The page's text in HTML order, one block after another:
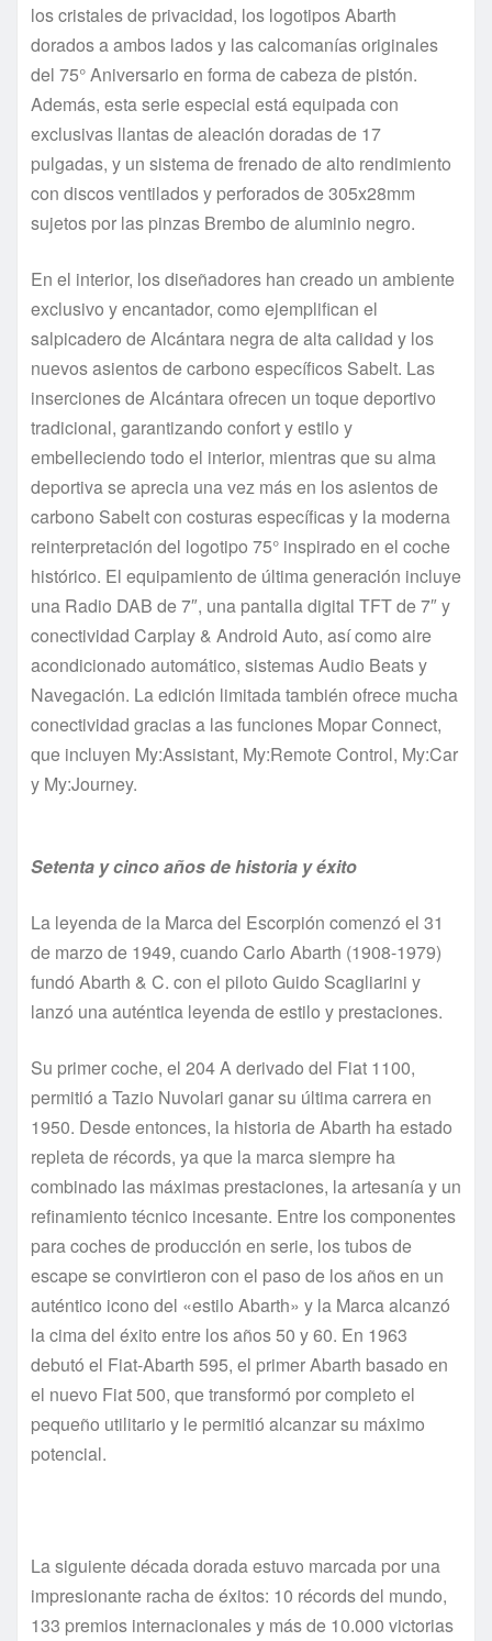
los cristales de privacidad, los logotipos Abarth
dorados a ambos lados y las calcomanías originales
del 75° Aniversario en forma de cabeza de pistón.
Además, esta serie especial está equipada con
exclusivas llantas de aleación doradas de 17
pulgadas, y un sistema de frenado de alto rendimiento
con discos ventilados y perforados de 305x28mm
sujetos por las pinzas Brembo de aluminio negro.
En el interior, los diseñadores han creado un ambiente
exclusivo y encantador, como ejemplifican el
salpicadero de Alcántara negra de alta calidad y los
nuevos asientos de carbono específicos Sabelt. Las
inserciones de Alcántara ofrecen un toque deportivo
tradicional, garantizando confort y estilo y
embelleciendo todo el interior, mientras que su alma
deportiva se aprecia una vez más en los asientos de
carbono Sabelt con costuras específicas y la moderna
reinterpretación del logotipo 75° inspirado en el coche
histórico. El equipamiento de última generación incluye
una Radio DAB de 7″, una pantalla digital TFT de 7″ y
conectividad Carplay & Android Auto, así como aire
acondicionado automático, sistemas Audio Beats y
Navegación. La edición limitada también ofrece mucha
conectividad gracias a las funciones Mopar Connect,
que incluyen My:Assistant, My:Remote Control, My:Car
y My:Journey.
Setenta y cinco años de historia y éxito
La leyenda de la Marca del Escorpión comenzó el 31
de marzo de 1949, cuando Carlo Abarth (1908-1979)
fundó Abarth & C. con el piloto Guido Scagliarini y
lanzó una auténtica leyenda de estilo y prestaciones.
Su primer coche, el 204 A derivado del Fiat 1100,
permitió a Tazio Nuvolari ganar su última carrera en
1950. Desde entonces, la historia de Abarth ha estado
repleta de récords, ya que la marca siempre ha
combinado las máximas prestaciones, la artesanía y un
refinamiento técnico incesante. Entre los componentes
para coches de producción en serie, los tubos de
escape se convirtieron con el paso de los años en un
auténtico icono del «estilo Abarth» y la Marca alcanzó
la cima del éxito entre los años 50 y 60. En 1963
debutó el Fiat-Abarth 595, el primer Abarth basado en
el nuevo Fiat 500, que transformó por completo el
pequeño utilitario y le permitió alcanzar su máximo
potencial.
La siguiente década dorada estuvo marcada por una
impresionante racha de éxitos: 10 récords del mundo,
133 premios internacionales y más de 10.000 victorias